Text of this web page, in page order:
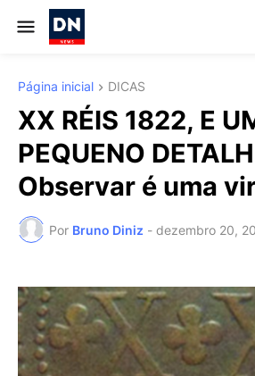
Página inicial DICAS
XX RÉIS 1822, E
PEQUENO
Observar é uma
Por Bruno Diniz - dezembro 20,